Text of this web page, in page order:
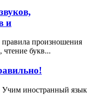
и
произношения
чтение букв...
Учим иностранный язык